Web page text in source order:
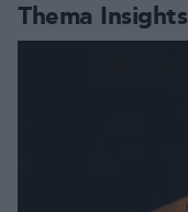
Thema Insights